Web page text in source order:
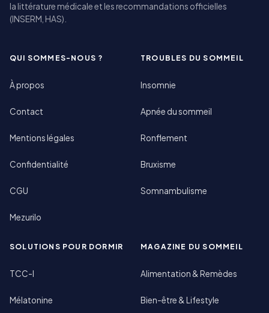
la littérature médicale et les recommandations officielles
(INSERM, HAS).
QUI SOMMES-NOUS ?
À propos
Contact
Mentions légales
Confidentialité
CGU
Mezurilo
TROUBLES DU SOMMEIL
Insomnie
Apnée du sommeil
Ronflement
Bruxisme
Somnambulisme
SOLUTIONS POUR DORMIR
TCC-I
Mélatonine
MAGAZINE DU SOMMEIL
Alimentation & Remèdes
Bien-être & Lifestyle